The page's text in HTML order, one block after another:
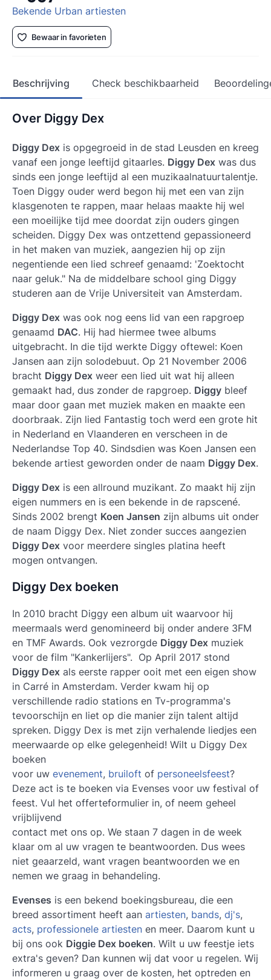
Bekende Urban artiesten
Bewaar in favorieten
Beschrijving Check beschikbaarheid
Over Diggy Dex
Diggy Dex is opgegroeid in de stad Leusden en kreeg
vanaf een jonge leeftijd gitaarles. Diggy Dex was dus
sinds een jonge leeftijd al een muzikaalnatuurtalentje.
Toen Diggy ouder werd begon hij met een van zijn
klasgenoten te rappen, maar helaas maakte hij wel
een moeilijke tijd mee doordat zijn ouders gingen
scheiden. Diggy Dex was ontzettend gepassioneerd
in het maken van muziek, aangezien hij op zijn
negentiende een lied schreef genaamd: 'Zoektocht
naar geluk." Na de middelbare school ging Diggy
studeren aan de Vrije Universiteit van Amsterdam.
Diggy Dex was ook nog eens lid van een rapgroep
genaamd DAC. Hij had hiermee twee albums
uitgebracht. In die tijd werkte Diggy oftewel: Koen
Jansen aan zijn solodebuut. Op 21 November 2006
bracht Diggy Dex weer een lied uit wat hij alleen
gemaakt had, dus zonder de rapgroep. Diggy bleef
maar door gaan met muziek maken en maakte een
doorbraak. Zijn lied Fantastig toch werd een grote hit
in Nederland en Vlaanderen en verscheen in de
Nederlandse Top 40. Sindsdien was Koen Jansen een
bekende artiest geworden onder de naam Diggy Dex.
Diggy Dex is een allround muzikant. Zo maakt hij zijn
eigen nummers en is een bekende in de rapscené.
Sinds 2002 brengt Koen Jansen zijn albums uit onder
de naam Diggy Dex. Niet zonder succes aangezien
Diggy Dex voor meerdere singles platina heeft
mogen ontvangen.
Diggy Dex boeken
In 2010 bracht Diggy een album uit waarvoor hij
meermaals werd genomineerd bij onder andere 3FM
en TMF Awards. Ook vezrorgde Diggy Dex muziek
voor de film "Kankerlijers". Op April 2017 stond
Diggy Dex als eerste rapper ooit met een eigen show
in Carré in Amsterdam. Verder kwam hij op
verschillende radio stations en Tv-programma's
tevoorschijn en liet op die manier zijn talent altijd
spreken. Diggy Dex is met zijn verhalende liedjes een
meerwaarde op elke gelegenheid! Wilt u Diggy Dex
boeken
voor uw evenement, bruiloft of personeelsfeest?
Deze act is te boeken via Evenses voor uw festival of
feest. Vul het offerteformulier in, of neem geheel
vrijblijvend
contact met ons op. We staan 7 dagen in de week
klaar om al uw vragen te beantwoorden. Dus wees
niet geaarzeld, want vragen beantwoorden we en
nemen we graag in behandeling.
Evenses is een bekend boekingsbureau, die een
breed assortiment heeft aan artiesten, bands, dj's,
acts, professionele artiesten en meer. Daarom kunt u
bij ons ook Diggie Dex boeken. Wilt u uw feestje iets
extra's geven? Dan kunnen wij dat voor u regelen. Wij
informeren u graag over de kosten, het optreden en